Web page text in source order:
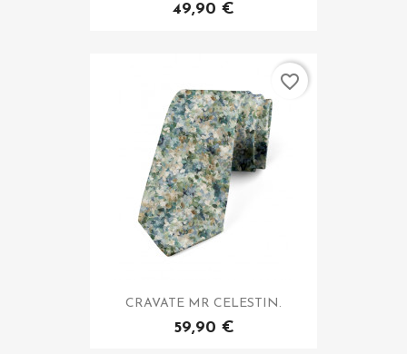
49,90 €
CRAVATE MR CELESTIN.
59,90 €
favorite_border